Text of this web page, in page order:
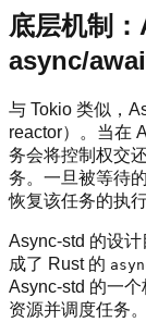
底层机制
async/
与 Tokio 类似，
reactor）。当在
务会将控制权交
务。一旦被等待
恢复该任务的执行
Async-std 的设
成了 Rust 的
Async-std 的一
资源并调度任务